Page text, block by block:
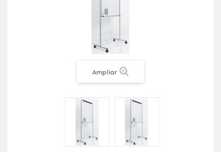
Ampliar